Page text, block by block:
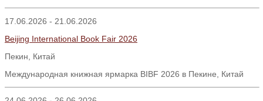
17.06.2026 - 21.06.2026
Beijing International Book Fair 2026
Пекин
Китай
Международная книжная ярмарка BIBF 2026 в Пекине, Китай